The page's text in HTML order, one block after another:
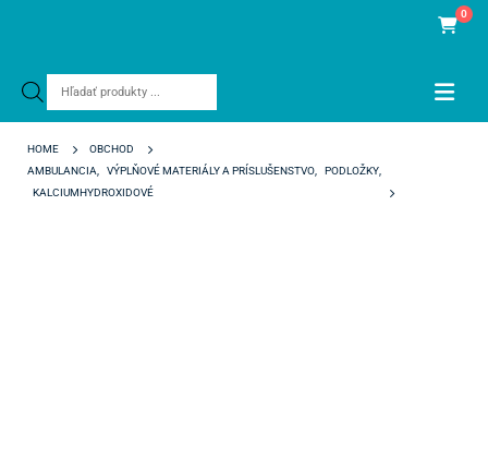
Products
0
HOME
OBCHOD
AMBULANCIA
VÝPLŇOVÉ MATERIÁLY A PRÍSLUŠENSTVO PODLOŽKY
KALCIUMHYDROXIDOVÉ